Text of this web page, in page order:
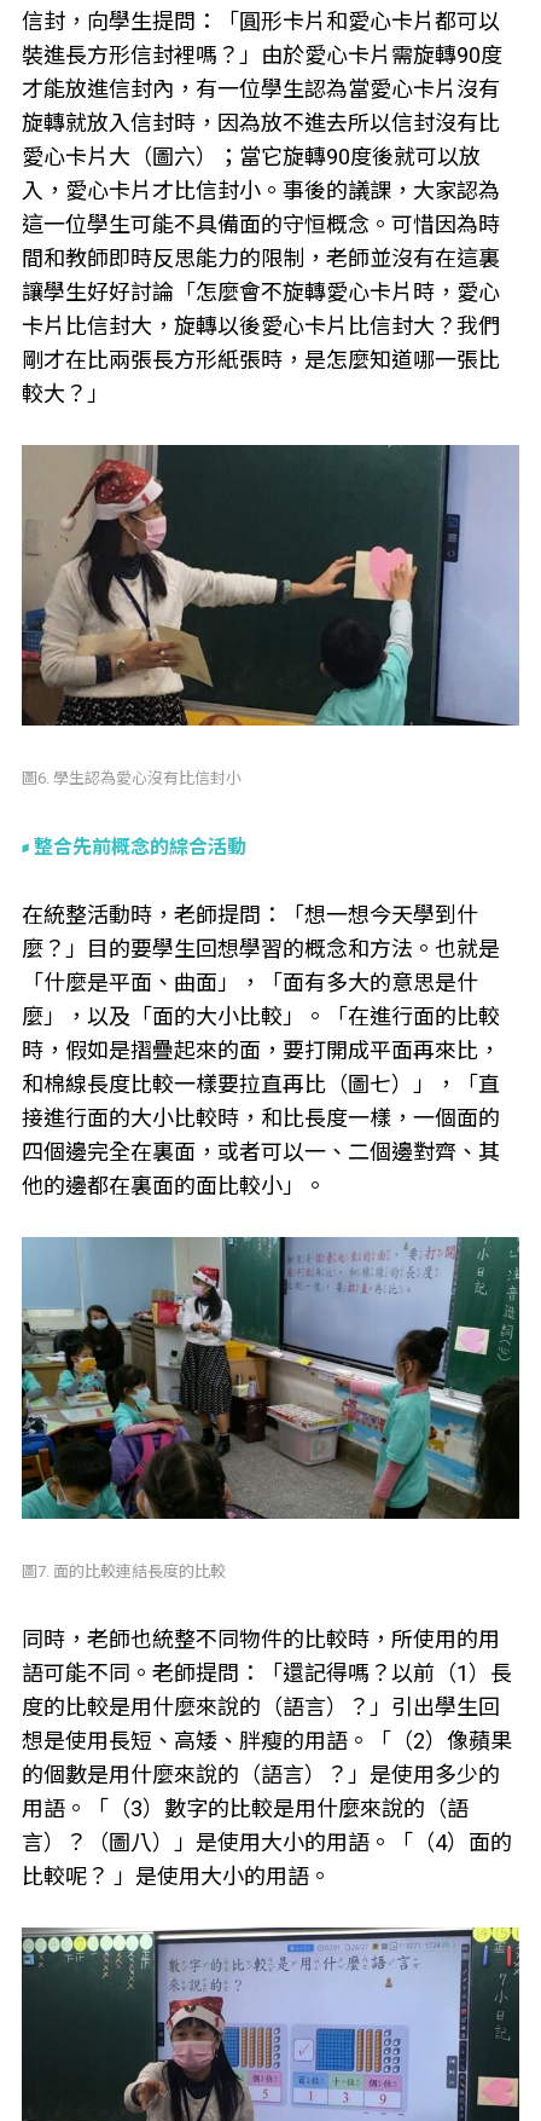
信封，向學生提問：「圓形卡片和愛心卡片都可以
裝進長方形信封裡嗎？」由於愛心卡片需旋轉90度
才能放進信封內，有一位學生認為當愛心卡片沒有
旋轉就放入信封時，因為放不進去所以信封沒有比
愛心卡片大（圖六）；當它旋轉90度後就可以放
入，愛心卡片才比信封小。事後的議課，大家認為
這一位學生可能不具備面的守恒概念。可惜因為時
間和教師即時反思能力的限制，老師並沒有在這裏
讓學生好好討論「怎麼會不旋轉愛心卡片時，愛心
卡片比信封大，旋轉以後愛心卡片比信封大？我們
剛才在比兩張長方形紙張時，是怎麼知道哪一張比
較大？」
圖6. 學生認為愛心沒有比信封小
整合先前概念的綜合活動
在統整活動時，老師提問：「想一想今天學到什
麼？」目的要學生回想學習的概念和方法。也就是
「什麼是平面、曲面」，「面有多大的意思是什
麼」，以及「面的大小比較」。「在進行面的比較
時，假如是摺疊起來的面，要打開成平面再來比，
和棉線長度比較一樣要拉直再比（圖七）」，「直
接進行面的大小比較時，和比長度一樣，一個面的
四個邊完全在裏面，或者可以一、二個邊對齊、其
他的邊都在裏面的面比較小」。
圖7. 面的比較連結長度的比較
同時，老師也統整不同物件的比較時，所使用的用
語可能不同。老師提問：「還記得嗎？以前（1）長
度的比較是用什麼來說的（語言）？」引出學生回
想是使用長短、高矮、胖瘦的用語。「（2）像蘋果
的個數是用什麼來說的（語言）？」是使用多少的
用語。「（3）數字的比較是用什麼來說的（語
言）？（圖八）」是使用大小的用語。「（4）面的
比較呢？ 」是使用大小的用語。